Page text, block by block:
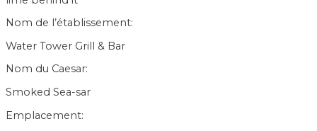
Nom de l’établissement:
Water Tower Grill & Bar
Nom du Caesar:
Smoked Sea-sar
Emplacement: